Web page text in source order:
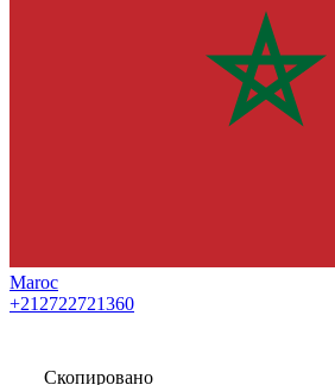
Maroc
+212722721360
Скопировано